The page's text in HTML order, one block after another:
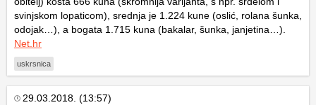
svinjskom lopaticom), srednja je 1.224 kune (oslić, rolana šunka,
odojak…), a bogata 1.715 kuna (bakalar, šunka, janjetina…).
Net.hr
uskrsnica
29.03.2018. (13:57)